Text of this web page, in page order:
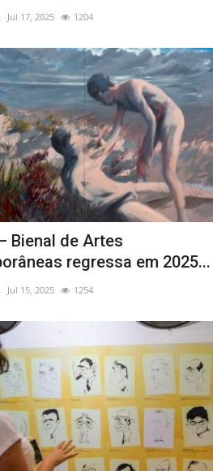
Jul 17, 2025 1204
Bienal de Artes
regressa em 2025...
Jul 15, 2025 1254
apresenta Feira do Porco
na Casa do...
Mar 12, 2023 2622